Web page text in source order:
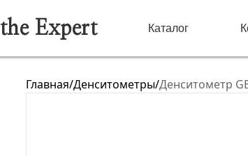
the Expert Каталог
Главная/Денситометры/Денситометр